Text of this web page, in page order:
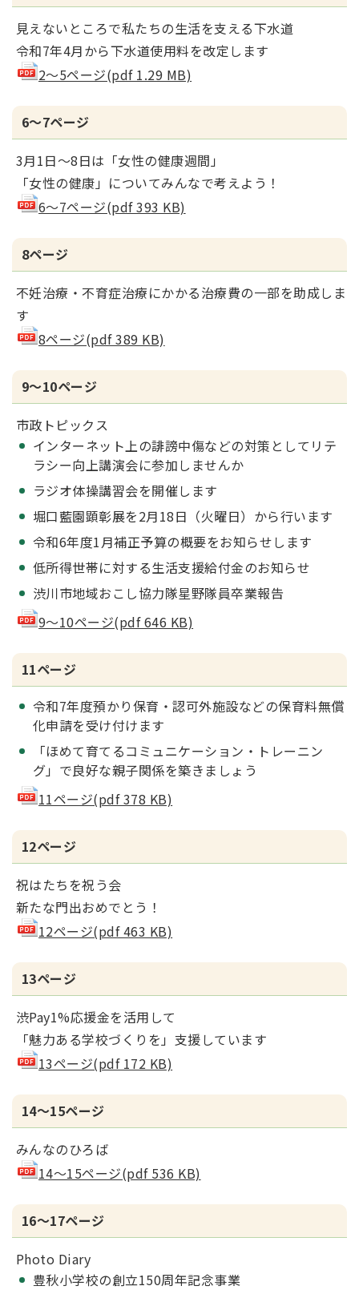
見えないところで私たちの生活を支える下水道
令和7年4月から下水道使用料を改定します
2～5ページ(pdf 1.29 MB)
6～7ページ
3月1日～8日は「女性の健康週間」
「女性の健康」についてみんなで考えよう！
6～7ページ(pdf 393 KB)
8ページ
不妊治療・不育症治療にかかる治療費の一部を助成しま
す
8ページ(pdf 389 KB)
9～10ページ
市政トピックス
インターネット上の誹謗中傷などの対策としてリテ
ラシー向上講演会に参加しませんか
ラジオ体操講習会を開催します
堀口藍園顕彰展を2月18日（火曜日）から行います
令和6年度1月補正予算の概要をお知らせします
低所得世帯に対する生活支援給付金のお知らせ
渋川市地域おこし協力隊星野隊員卒業報告
9～10ページ(pdf 646 KB)
11ページ
令和7年度預かり保育・認可外施設などの保育料無償
化申請を受け付けます
「ほめて育てるコミュニケーション・トレーニン
グ」で良好な親子関係を築きましょう
11ページ(pdf 378 KB)
12ページ
祝はたちを祝う会
新たな門出おめでとう！
12ページ(pdf 463 KB)
13ページ
渋Pay1%応援金を活用して
「魅力ある学校づくりを」支援しています
13ページ(pdf 172 KB)
14～15ページ
みんなのひろば
14～15ページ(pdf 536 KB)
16～17ページ
Photo Diary
豊秋小学校の創立150周年記念事業